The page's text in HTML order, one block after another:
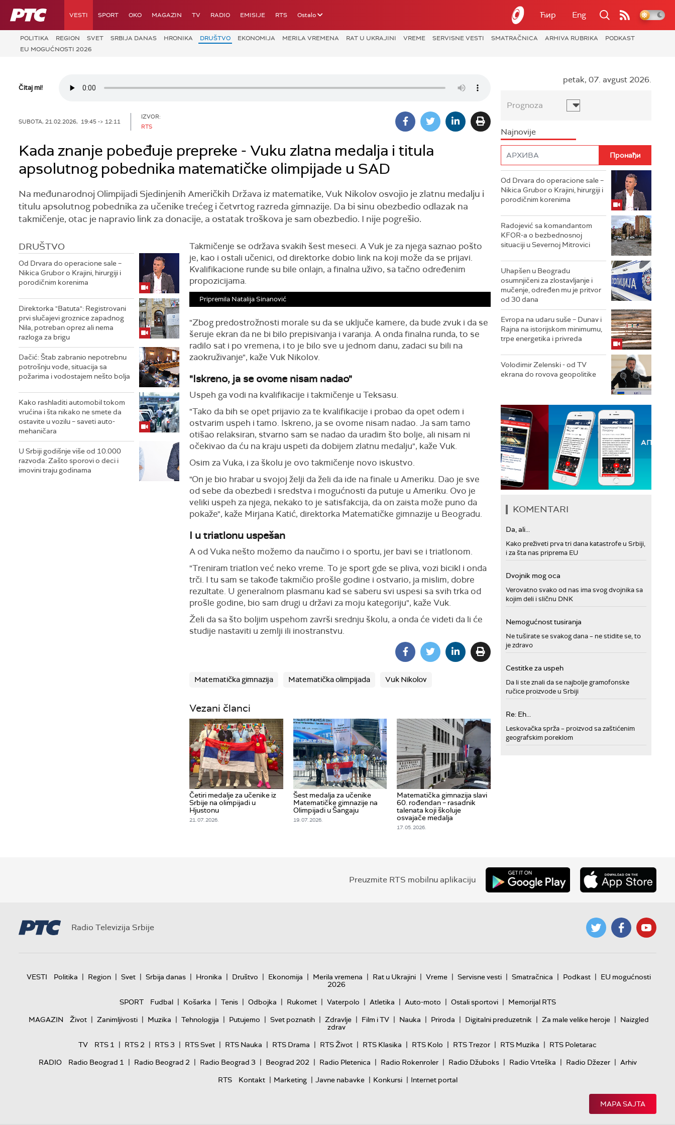
RTS VESTI SPORT OKO MAGAZIN TV RADIO EMISIJE RTS Ostalo Ћир Eng
POLITIKA REGION SVET SRBIJA DANAS HRONIKA DRUŠTVO EKONOMIJA MERILA VREMENA RAT U UKRAJINI VREME SERVISNE VESTI SMATRAČNICA ARHIVA RUBRIKA
PODKAST
EU MOGUĆNOSTI 2026
Čitaj mi!
SUBOTA, 21.02.2026, 19:45 -> 12:11
IZVOR:
RTS
Kada znanje pobeđuje prepreke - Vuku zlatna medalja i titula
apsolutnog pobednika matematičke olimpijade u SAD
Na međunarodnoj Olimpijadi Sjedinjenih Američkih Država iz matematike, Vuk Nikolov osvojio je zlatnu medalju i
titulu apsolutnog pobednika za učenike trećeg i četvrtog razreda gimnazije. Da bi sinu obezbedio odlazak na
takmičenje, otac je napravio link za donacije, a ostatak troškova je sam obezbedio. I nije pogrešio.
DRUŠTVO
Od Drvara do operacione sale –
Nikica Grubor o Krajini, hirurgiji i
porodičnim korenima
Direktorka "Batuta": Registrovani
prvi slučajevi groznice zapadnog
Nila, potreban oprez ali nema
razloga za brigu
Dačić: Štab zabranio nepotrebnu
potrošnju vode, situacija sa
požarima i vodostajem nešto bolja
Kako rashladiti automobil tokom
vrućina i šta nikako ne smete da
ostavite u vozilu – saveti auto-
mehaničara
U Srbiji godišnje više od 10.000
razvoda: Zašto sporovi o deci i
imovini traju godinama
Takmičenje se održava svakih šest meseci. A Vuk je za njega saznao pošto
je, kao i ostali učenici, od direktorke dobio link na koji može da se prijavi.
Kvalifikacione runde su bile onlajn, a finalna uživo, sa tačno određenim
propozicijama.
Pripremila Natalija Sinanović
"Zbog predostrožnosti morale su da se uključe kamere, da bude zvuk i da se
šeruje ekran da ne bi bilo prepisivanja i varanja. A onda finalna runda, to se
radilo sat i po vremena, i to je bilo sve u jednom danu, zadaci su bili na
zaokruživanje", kaže Vuk Nikolov.
"Iskreno, ja se ovome nisam nadao"
Uspeh ga vodi na kvalifikacije i takmičenje u Teksasu.
"Tako da bih se opet prijavio za te kvalifikacije i probao da opet odem i
ostvarim uspeh i tamo. Iskreno, ja se ovome nisam nadao. Ja sam tamo
otišao relaksiran, stvarno sam se nadao da uradim što bolje, ali nisam ni
očekivao da ću na kraju uspeti da dobijem zlatnu medalju", kaže Vuk.
Osim za Vuka, i za školu je ovo takmičenje novo iskustvo.
"On je bio hrabar u svojoj želji da želi da ide na finale u Ameriku. Dao je sve
od sebe da obezbedi i sredstva i mogućnosti da putuje u Ameriku. Ovo je
veliki uspeh za njega, nekako to je satisfakcija, da on zaista može puno da
pokaže", kaže Mirjana Katić, direktorka Matematičke gimnazije u Beogradu.
I u triatlonu uspešan
A od Vuka nešto možemo da naučimo i o sportu, jer bavi se i triatlonom.
"Treniram triatlon već neko vreme. To je sport gde se pliva, vozi bicikl i onda
trči. I tu sam se takođe takmičio prošle godine i ostvario, ja mislim, dobre
rezultate. U generalnom plasmanu kad se saberu svi uspesi sa svih trka od
prošle godine, bio sam drugi u državi za moju kategoriju", kaže Vuk.
Želi da sa što boljim uspehom završi srednju školu, a onda će videti da li će
studije nastaviti u zemlji ili inostranstvu.
Matematička gimnazija Matematička olimpijada Vuk Nikolov
Vezani članci
Četiri medalje za učenike iz
Srbije na olimpijadi u
Hjustonu
21. 07. 2026.
Šest medalja za učenike
Matematičke gimnazije na
Olimpijadi u Šangaju
19. 07. 2026.
Matematička gimnazija slavi
60. rođendan – rasadnik
talenata koji školuje
osvajače medalja
17. 05. 2026.
petak, 07. avgust 2026.
Prognoza
Najnovije
Od Drvara do operacione sale –
Nikica Grubor o Krajini, hirurgiji i
porodičnim korenima
Radojević sa komandantom
KFOR-a o bezbednosnoj
situaciji u Severnoj Mitrovici
Uhapšen u Beogradu
osumnjičeni za zlostavljanje i
mučenje, određen mu je pritvor
od 30 dana
Evropa na udaru suše – Dunav i
Rajna na istorijskom minimumu,
trpe energetika i privreda
Volodimir Zelenski - od TV
ekrana do rovova geopolitike
KOMENTARI
Da, ali...
Kako preživeti prva tri dana katastrofe u Srbiji,
i za šta nas priprema EU
Dvojnik mog oca
Verovatno svako od nas ima svog dvojnika sa
kojim deli i sličnu DNK
Nemogućnost tusiranja
Ne tuširate se svakog dana – ne stidite se, to
je zdravo
Cestitke za uspeh
Da li ste znali da se najbolje gramofonske
ručice proizvode u Srbiji
Re: Eh...
Leskovačka sprža – proizvod sa zaštićenim
geografskim poreklom
Preuzmite RTS mobilnu aplikaciju
Radio Televizija Srbije
VESTI Politika | Region | Svet | Srbija danas | Hronika | Društvo | Ekonomija | Merila vremena | Rat u Ukrajini | Vreme | Servisne vesti | Smatračnica | Podkast | EU mogućnosti
2026
SPORT
Fudbal | Košarka | Tenis | Odbojka | Rukomet | Vaterpolo | Atletika | Auto-moto | Ostali sportovi | Memorijal RTS
MAGAZIN
Život | Zanimljivosti | Muzika | Tehnologija | Putujemo | Svet poznatih | Zdravlje | Film i TV | Nauka | Priroda | Digitalni preduzetnik | Za male velike heroje | Naizgled
zdrav
TV
RTS 1 | RTS 2 | RTS 3 | RTS Svet | RTS Nauka | RTS Drama | RTS Život | RTS Klasika | RTS Kolo | RTS Trezor | RTS Muzika | RTS Poletarac
RADIO
Radio Beograd 1 | Radio Beograd 2 | Radio Beograd 3 | Beograd 202 | Radio Pletenica | Radio Rokenroler | Radio Džuboks | Radio Vrteška | Radio Džezer | Arhiv
RTS
Kontakt | Marketing | Javne nabavke | Konkursi | Internet portal
MAPA SAJTA